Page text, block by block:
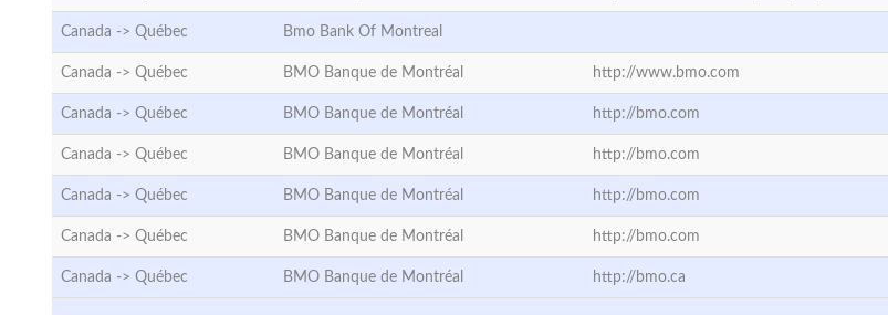
Canada -> Québec Bmo Bank Of Montreal
Canada -> Québec BMO Banque de Montréal http://www.bmo.com
Canada -> Québec BMO Banque de Montréal http://bmo.com
Canada -> Québec BMO Banque de Montréal http://bmo.com
Canada -> Québec BMO Banque de Montréal http://bmo.com
Canada -> Québec BMO Banque de Montréal http://bmo.com
Canada -> Québec BMO Banque de Montréal http://bmo.ca